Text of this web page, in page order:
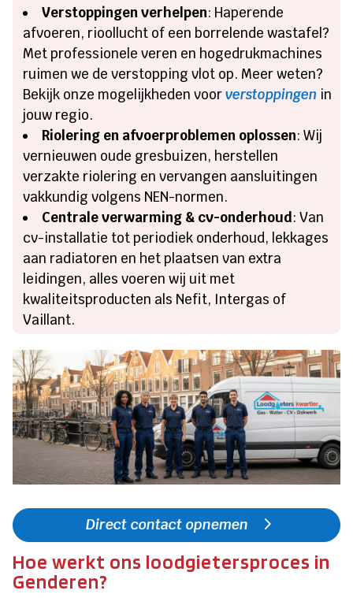
Verstoppingen verhelpen: Haperende
afvoeren, rioollucht of een borrelende wastafel?
Met professionele veren en hogedrukmachines
ruimen we de verstopping vlot op. Meer weten?
Bekijk onze mogelijkheden voorverstoppingen in
jouw regio.
Riolering en afvoerproblemen oplossen: Wij
vernieuwen oude gresbuizen, herstellen
verzakte riolering en vervangen aansluitingen
vakkundig volgens NEN-normen.
Centrale verwarming & cv-onderhoud: Van
cv-installatie tot periodiek onderhoud, lekkages
aan radiatoren en het plaatsen van extra
leidingen, alles voeren wij uit met
kwaliteitsproducten als Nefit, Intergas of
Vaillant.
Direct contact opnemen
Hoe werkt ons loodgietersproces in
Genderen?